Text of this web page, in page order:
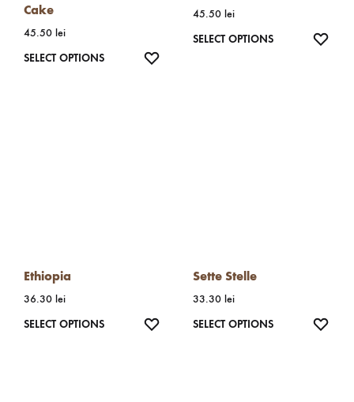
Cake
45.50 lei
SELECT OPTIONS
45.50 lei
SELECT OPTIONS
Ethiopia
36.30 lei
SELECT OPTIONS
WISHLIST
Sette Stelle
33.30 lei
SELECT OPTIONS